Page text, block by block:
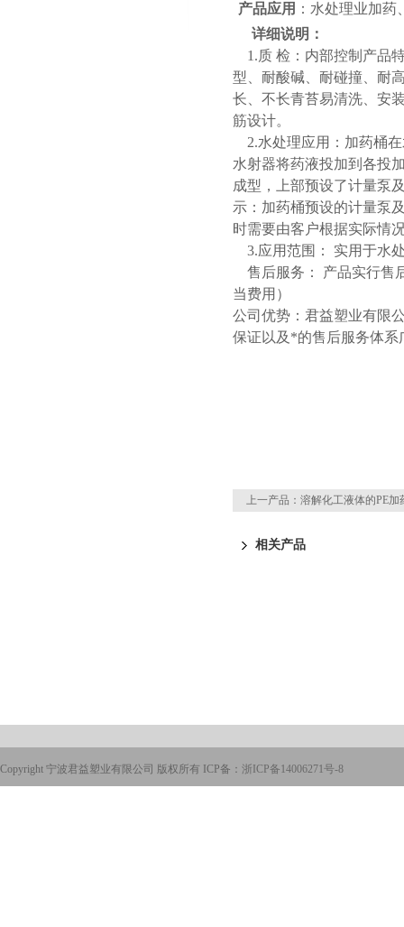
产品应用 ：水处理业加
详细说明：
1.质 检：内部控制产品
型、耐酸碱、耐碰撞、耐
长、不长青苔易清洗、安
筋设计。
2.水处理应用：加药桶
水射器将药液投加到各投
成型，上部预设了计量泵
示：加药桶预设的计量泵
时需要由客户根据实际情
3.应用范围： 实用于水
售后服务： 产品实行售
当费用）
公司优势：君益塑业有限
保证以及*的售后服务体系
上一产品： 溶解化工液体的PE
相关产品
Copyright 宁波君益塑业有限公司 版权所有 ICP备： 浙ICP备14006271号-8